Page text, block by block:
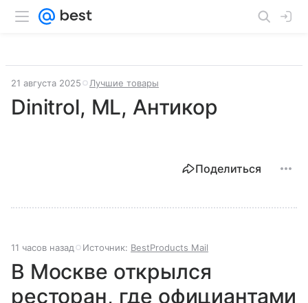
21 августа 2025 Лучшие товары
Dinitrol, ML, Антикор
Поделиться
11 часов назад Источник: BestProducts Mail
В Москве открылся
ресторан, где официантами